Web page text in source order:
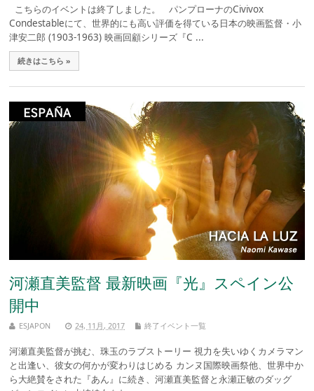
こちらのイベントは終了しました。 パンプローナのCivivox
Condestableにて、世界的にも高い評価を得ている日本の映画監督・小
津安二郎 (1903-1963) 映画回顧シリーズ『C ...
続きはこちら »
河瀬直美監督 最新映画『光』スペイン公
開中
ESJAPON 24, 11月, 2017 終了イベント一覧
河瀬直美監督が挑む、珠玉のラブストーリー 視力を失いゆくカメラマン
と出逢い、彼女の何かが変わりはじめる カンヌ国際映画祭他、世界中か
ら大絶賛をされた『あん』に続き、河瀬直美監督と永瀬正敏のダッグ